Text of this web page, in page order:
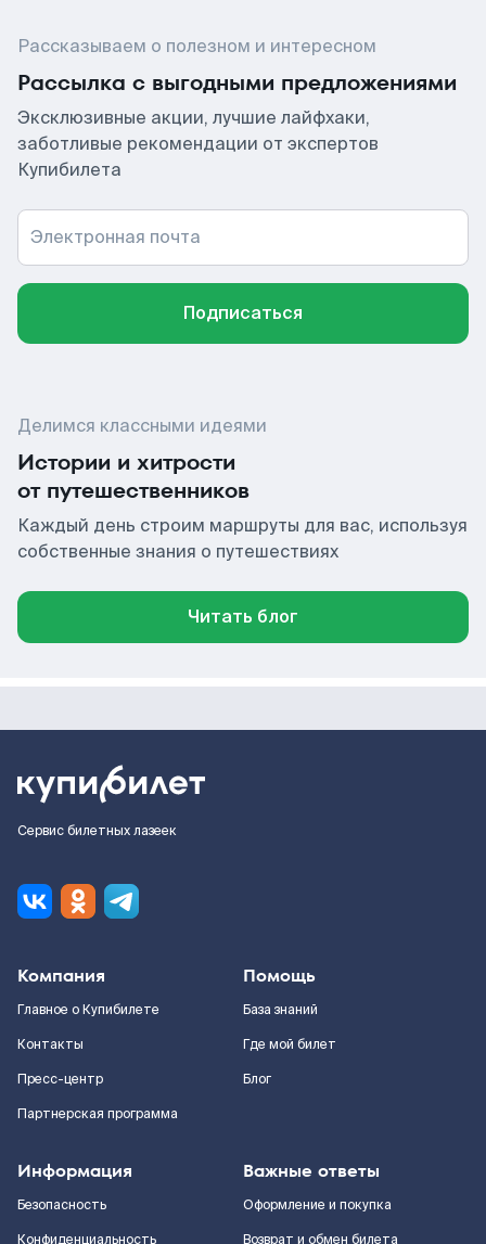
Рассказываем о полезном и интересном
Рассылка с выгодными предложениями
Эксклюзивные акции, лучшие лайфхаки,
заботливые рекомендации от экспертов
Купибилета
Электронная почта
Подписаться
Делимся классными идеями
Истории и хитрости
от путешественников
Каждый день строим маршруты для вас, используя
собственные знания о путешествиях
Читать блог
Сервис билетных лазеек
Компания
Главное о Купибилете
Контакты
Пресс-центр
Партнерская программа
Помощь
База знаний
Где мой билет
Блог
Информация
Безопасность
Конфиденциальность
Важные ответы
Оформление и покупка
Возврат и обмен билета